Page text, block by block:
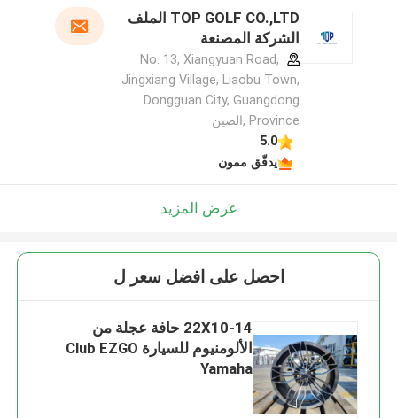
TOP GOLF CO.,LTD الملف
الشركة المصنعة
No. 13, Xiangyuan Road,
Jingxiang Village, Liaobu Town,
Dongguan City, Guangdong
Province ,الصين
5.0
يدقّق ممون
عرض المزيد
احصل على افضل سعر ل
22X10-14 حافة عجلة من
الألومنيوم للسيارة Club EZGO
Yamaha